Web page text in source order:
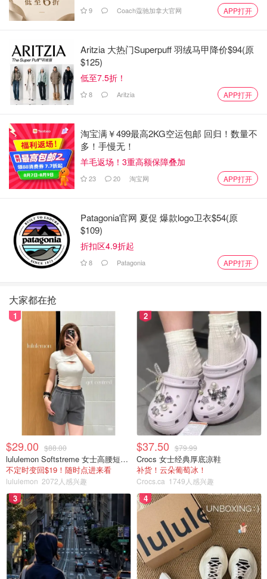
9 Coach蔻驰加拿大官网 APP打开
Aritzia 大热门Superpuff 羽绒马甲降价$94(原
$125)
低至7.5折！
8 Aritzia APP打开
淘宝满￥499最高2KG空运包邮 回归！数量不
多！手慢无！
羊毛返场！3重高额保障叠加
23 20 淘宝网 APP打开
Patagonia官网 夏促 爆款logo卫衣$54(原
$109)
折扣区4.9折起
8 Patagonia APP打开
大家都在抢
1
$29.00 $88.00
lululemon Softstreme 女士高腰短裤 10cm
不定时变回$19！随时点进来看
lululemon 2072人感兴趣
2
$37.50 $79.99
Crocs 女士经典厚底凉鞋
补货！云朵葡萄冰！
Crocs.ca 1749人感兴趣
3 4